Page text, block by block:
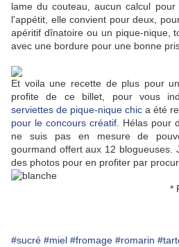
lame du couteau, aucun calcul
l'appétit, elle convient pour deux,
apéritif dînatoire ou un pique-nique,
avec une bordure pour une bonne
Et voila une recette de plus pour
profite de ce billet, pour vous
serviettes de pique-nique chic a été
pour le concours créatif . Hélas pour
ne suis pas en mesure de
gourmand offert aux 12 blogueuses.
des photos pour en profiter par
*
#sucré #miel #fromage #romarin